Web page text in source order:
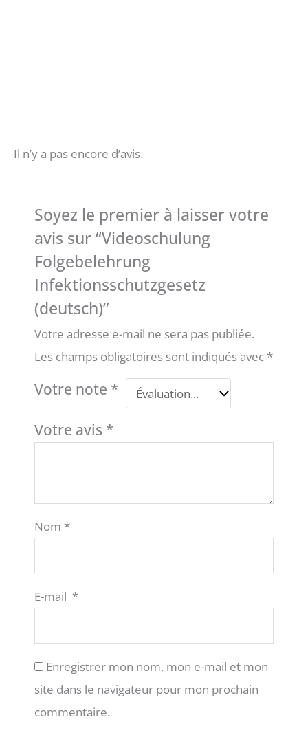
Format
ion
annuell
e en
hygièn
e
alimen
taire
Obtenez dès
maintenant votre
formation de 12
mois en hygiène
alimentaire.
Allerg
ènes
Apprenez quels
aliments sont
pour les
personnes
Pour
s'entraîner
Instruc
tion de
suivi e-
learnin
g IfSG §
42, 43
Obtenez votre
instruction de
de 24 mois - en
seulement 25
minutes.
Pour
Sécu
rité
trava
il
Protégez-
vous des
accidents
dans la
gastronomi
restauratio
Cliquez
Il n’y a pas encore d’avis.
Soyez le premier à laisser votre
avis sur “Videoschulung
Folgebelehrung
Infektionsschutzgesetz
(deutsch)”
Votre adresse e-mail ne sera pas publiée.
Les champs obligatoires sont indiqués avec*
Votre note *
Votre avis *
Nom *
E-mail *
Enregistrer mon nom, mon e-mail et mon
site dans le navigateur pour mon prochain
commentaire.